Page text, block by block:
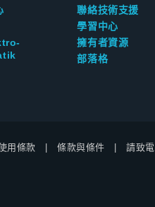
聯絡技術支援
學習中心
擁有者資源
部落格
用條款 條款與條件 請致電